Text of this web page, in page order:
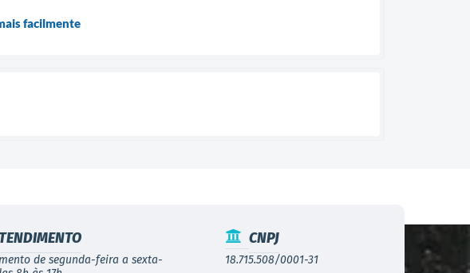
facilmente
de segunda-feira a sexta-
CNPJ
18.715.508/0001-31